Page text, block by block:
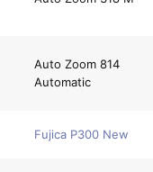
Auto Zoom 814
Automatic
Fujica P300 New